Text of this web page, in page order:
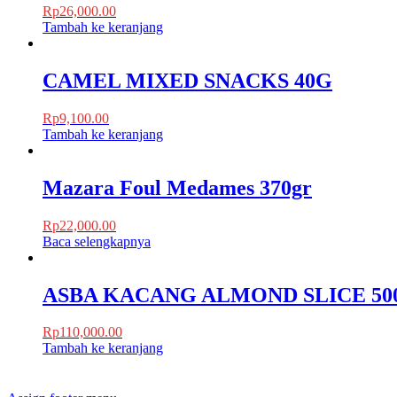
Rp26,000.00
Tambah ke keranjang
CAMEL MIXED SNACKS 40G
Rp9,100.00
Tambah ke keranjang
Mazara Foul Medames 370gr
Rp22,000.00
Baca selengkapnya
ASBA KACANG ALMOND SLICE
Rp110,000.00
Tambah ke keranjang